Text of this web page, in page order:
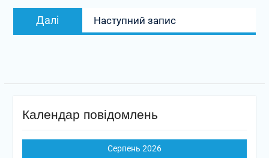
Далі
запис:
Наступний запис
Календар повідомлень
Серпень 2026